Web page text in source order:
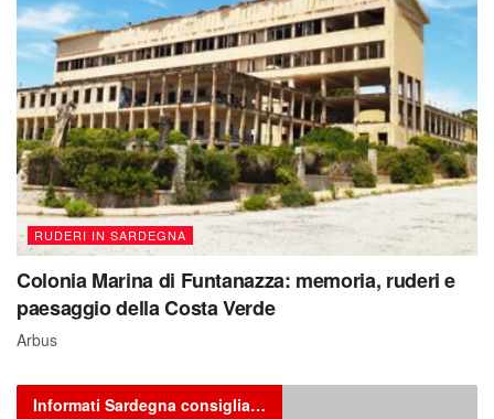
RUDERI IN SARDEGNA
Colonia Marina di Funtanazza: memoria, ruderi e
paesaggio della Costa Verde
Arbus
Informati Sardegna consiglia…